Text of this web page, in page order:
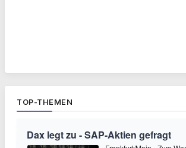
TOP-THEMEN
Dax legt zu - SAP-Aktien gefragt